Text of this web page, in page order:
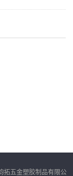
拓五金塑胶制品有限公